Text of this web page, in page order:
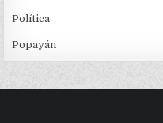
Política
Popayán